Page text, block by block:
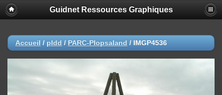
Guidnet Ressources Graphiques
Accueil / pldd / PARC-Plopsaland / IMGP4536